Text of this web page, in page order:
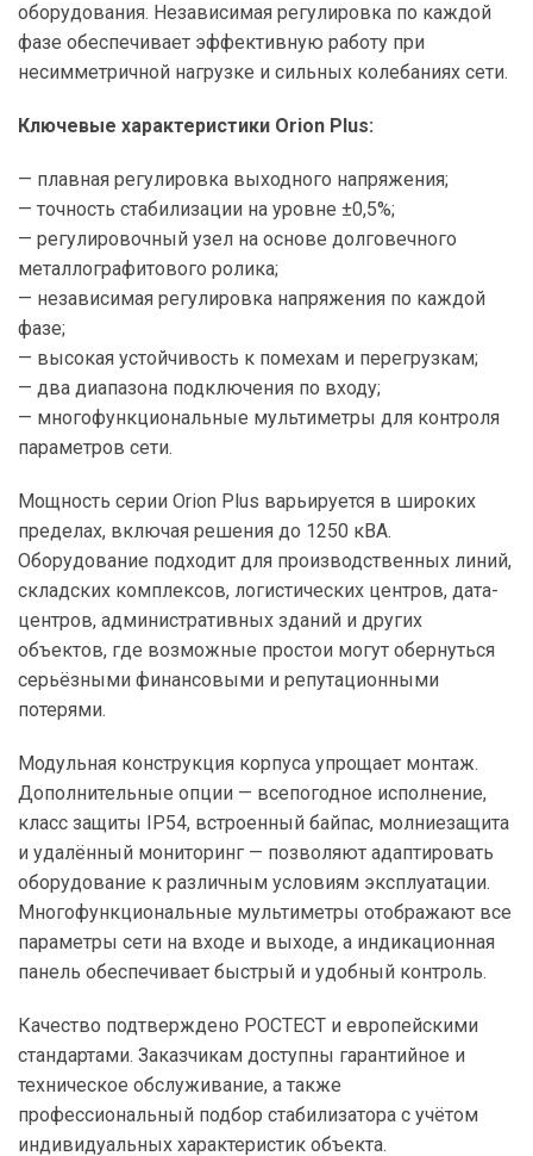
оборудования. Независимая регулировка по каждой
фазе обеспечивает эффективную работу при
несимметричной нагрузке и сильных колебаниях сети.
Ключевые характеристики Orion Plus:
— плавная регулировка выходного напряжения;
— точность стабилизации на уровне ±0,5%;
— регулировочный узел на основе долговечного
металлографитового ролика;
— независимая регулировка напряжения по каждой
фазе;
— высокая устойчивость к помехам и перегрузкам;
— два диапазона подключения по входу;
— многофункциональные мультиметры для контроля
параметров сети.
Мощность серии Orion Plus варьируется в широких
пределах, включая решения до 1250 кВА.
Оборудование подходит для производственных линий,
складских комплексов, логистических центров, дата-
центров, административных зданий и других
объектов, где возможные простои могут обернуться
серьёзными финансовыми и репутационными
потерями.
Модульная конструкция корпуса упрощает монтаж.
Дополнительные опции — всепогодное исполнение,
класс защиты IP54, встроенный байпас, молниезащита
и удалённый мониторинг — позволяют адаптировать
оборудование к различным условиям эксплуатации.
Многофункциональные мультиметры отображают все
параметры сети на входе и выходе, а индикационная
панель обеспечивает быстрый и удобный контроль.
Качество подтверждено РОСТЕСТ и европейскими
стандартами. Заказчикам доступны гарантийное и
техническое обслуживание, а также
профессиональный подбор стабилизатора с учётом
индивидуальных характеристик объекта.